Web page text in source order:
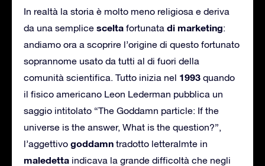
In realtà la storia è molto meno religiosa e deriva
da una semplice scelta fortunata di marketing:
andiamo ora a scoprire l’origine di questo fortunato
soprannome usato da tutti al di fuori della
comunità scientifica. Tutto inizia nel 1993 quando
il fisico americano Leon Lederman pubblica un
saggio intitolato “The Goddamn particle: If the
universe is the answer, What is the question?”,
l’aggettivo goddamn tradotto letteralmte in
maledetta indicava la grande difficoltà che negli